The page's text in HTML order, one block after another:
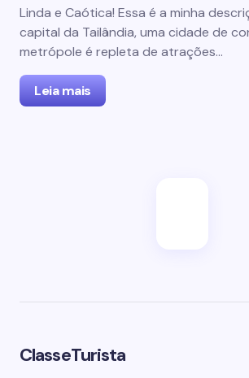
Linda e Caótica! Essa é a minha
capital da Tailândia, uma cidade de
metrópole é repleta de atrações…
Leia mais
ClasseTurista